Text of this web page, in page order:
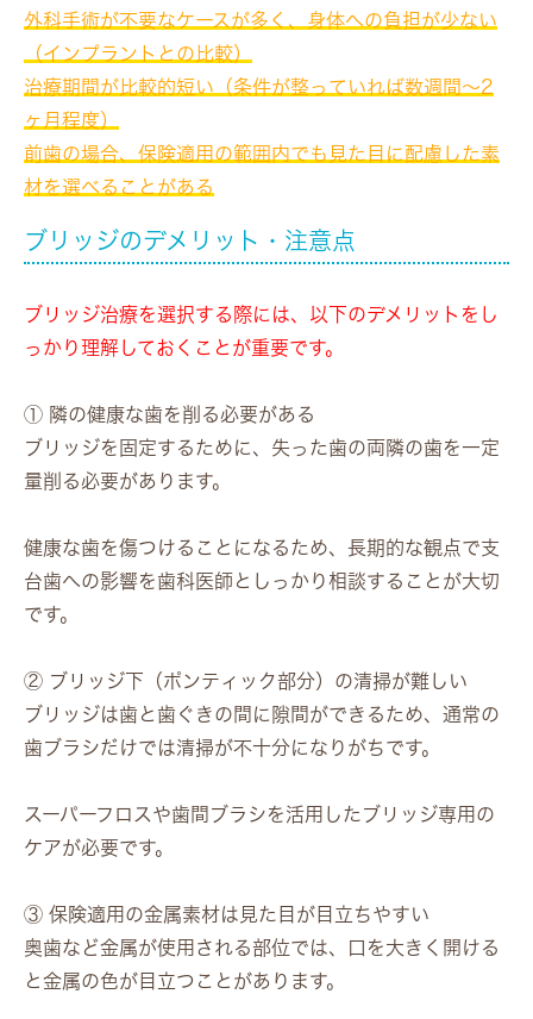
外科手術が不要なケースが多く、身体への負担が少ない
（インプラントとの比較）
治療期間が比較的短い（条件が整っていれば数週間〜2
ヶ月程度）
前歯の場合、保険適用の範囲内でも見た目に配慮した素
材を選べることがある
ブリッジのデメリット・注意点
ブリッジ治療を選択する際には、以下のデメリットをし
っかり理解しておくことが重要です。
① 隣の健康な歯を削る必要がある
ブリッジを固定するために、失った歯の両隣の歯を一定
量削る必要があります。
健康な歯を傷つけることになるため、長期的な観点で支
台歯への影響を歯科医師としっかり相談することが大切
です。
② ブリッジ下（ポンティック部分）の清掃が難しい
ブリッジは歯と歯ぐきの間に隙間ができるため、通常の
歯ブラシだけでは清掃が不十分になりがちです。
スーパーフロスや歯間ブラシを活用したブリッジ専用の
ケアが必要です。
③ 保険適用の金属素材は見た目が目立ちやすい
奥歯など金属が使用される部位では、口を大きく開ける
と金属の色が目立つことがあります。